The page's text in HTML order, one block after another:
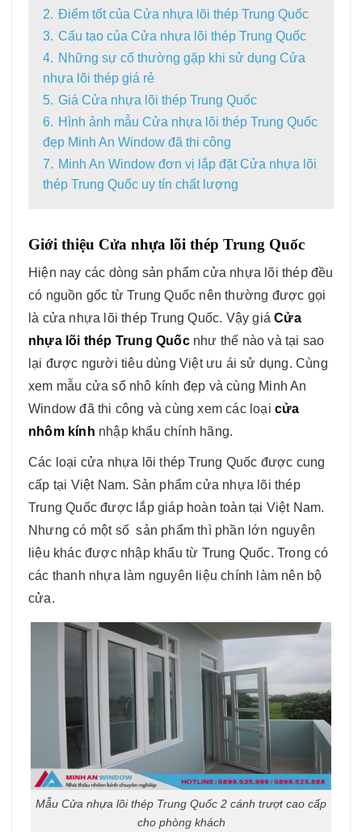
2. Điểm tốt của Cửa nhựa lõi thép Trung Quốc
3. Cấu tạo của Cửa nhựa lõi thép Trung Quốc
4. Những sự cố thường gặp khi sử dụng Cửa
nhựa lõi thép giá rẻ
5. Giá Cửa nhựa lõi thép Trung Quốc
6. Hình ảnh mẫu Cửa nhựa lõi thép Trung Quốc
đẹp Minh An Window đã thi công
7. Minh An Window đơn vị lắp đặt Cửa nhựa lõi
thép Trung Quốc uy tín chất lượng
Giới thiệu Cửa nhựa lõi thép Trung Quốc
Hiện nay các dòng sản phẩm cửa nhựa lõi thép đều
có nguồn gốc từ Trung Quốc nên thường được gọi
là cửa nhựa lõi thép Trung Quốc. Vậy giá Cửa
nhựa lõi thép Trung Quốcnhư thế nào và tại sao
lại được người tiêu dùng Việt ưu ái sử dụng. Cùng
xem mẫu cửa sổ nhô kính đẹp và cùng Minh An
Window đã thi công và cùng xem các loạicửa
nhôm kính nhập khẩu chính hãng.
Các loại cửa nhựa lõi thép Trung Quốc được cung
cấp tại Việt Nam. Sản phẩm cửa nhựa lõi thép
Trung Quốc được lắp giáp hoàn toàn tại Việt Nam.
Nhưng có một số sản phẩm thì phần lớn nguyên
liệu khác được nhập khẩu từ Trung Quốc. Trong có
các thanh nhựa làm nguyên liệu chính làm nên bộ
cửa.
Mẫu Cửa nhựa lõi thép Trung Quốc 2 cánh trượt cao cấp
cho phòng khách